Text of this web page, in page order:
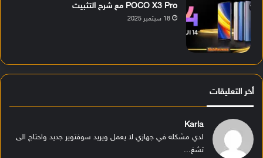
POCO X3 Pro مع شرح التثبيت
18 سبتمبر 2025
أخر التعليقات
Karla
لدي مشكله في جهازي لا يعمل ويريد سوفتوير جديد واحتاج الى
تشغ...